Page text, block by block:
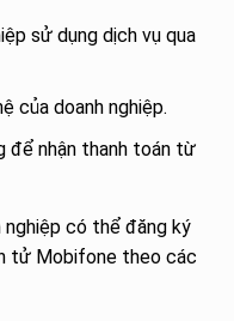
sử dụng dịch vụ qua
của doanh nghiệp.
để nhận thanh toán từ
nghiệp có thể đăng ký
tử Mobifone theo các